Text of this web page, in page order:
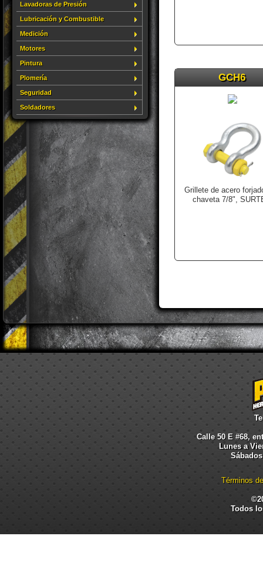
Lavadoras de Presión
Lubricación y Combustible
Medición
Motores
Pintura
Plomería
Seguridad
Soldadores
GCH6
Grillete de acero
chaveta 7/8",
Calle 50 E #68,
Lunes a
Términos
Todos